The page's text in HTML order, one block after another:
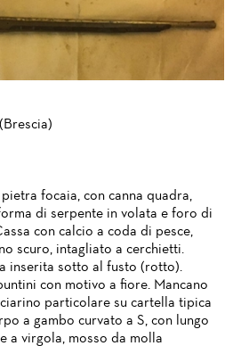
focaia, con canna quadra,
di serpente in volata e foro di
con calcio a coda di pesce,
scuro, intagliato a cerchietti.
inserita sotto al fusto (rotto).
con motivo a fiore. Mancano
particolare su cartella tipica
a gambo curvato a S, con lungo
a virgola, mosso da molla